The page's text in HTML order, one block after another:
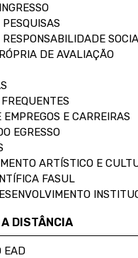
RESPONSABILIDADE
DE AVALIAÇÃO
E CARREIRAS
EGRESSO
ARTÍSTICO E
FASUL
DISTÂNCIA
EAD